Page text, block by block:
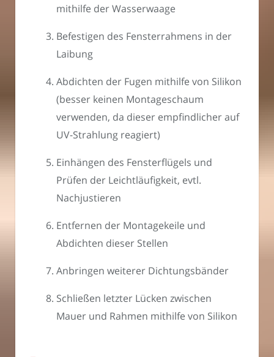
mithilfe der Wasserwaage
Befestigen des Fensterrahmens in der
Laibung
Abdichten der Fugen mithilfe von Silikon
(besser keinen Montageschaum
verwenden, da dieser empfindlicher auf
UV-Strahlung reagiert)
Einhängen des Fensterflügels und
Prüfen der Leichtläufigkeit, evtl.
Nachjustieren
Entfernen der Montagekeile und
Abdichten dieser Stellen
Anbringen weiterer Dichtungsbänder
Schließen letzter Lücken zwischen
Mauer und Rahmen mithilfe von Silikon